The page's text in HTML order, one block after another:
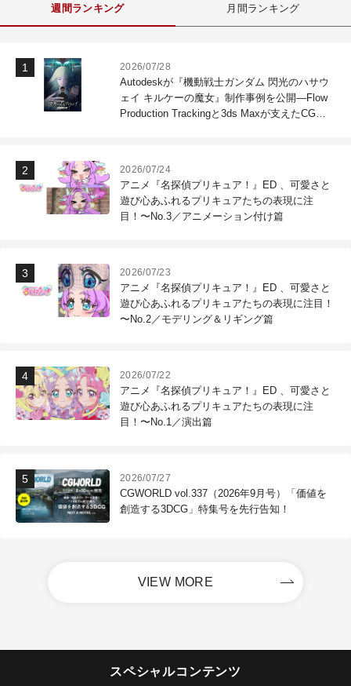
週間ランキング 月間ランキング
2026/07/28
Autodeskが『機動戦士ガンダム 閃光のハサウ
ェイ キルケーの魔女』制作事例を公開―Flow
Production Trackingと3ds Maxが支えたCG制
2026/07/24
アニメ『名探偵プリキュア！』ED 、可愛さと
遊び心あふれるプリキュアたちの表現に注
目！〜No.3／アニメーション付け篇
2026/07/23
アニメ『名探偵プリキュア！』ED 、可愛さと
遊び心あふれるプリキュアたちの表現に注目！
〜No.2／モデリング＆リギング篇
2026/07/22
アニメ『名探偵プリキュア！』ED 、可愛さと
遊び心あふれるプリキュアたちの表現に注
目！〜No.1／演出篇
2026/07/27
CGWORLD vol.337（2026年9月号）「価値を
創造する3DCG」特集号を先行告知！
VIEW MORE
スペシャルコンテンツ